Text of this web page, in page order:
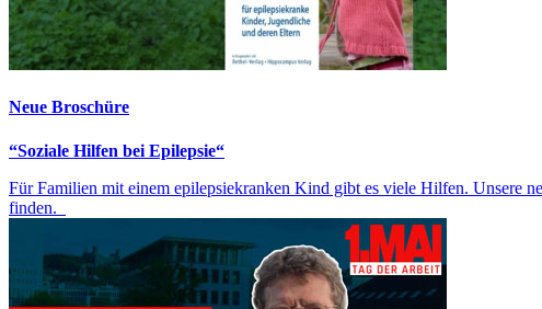
Neue Broschüre
“Soziale Hilfen bei Epilepsie“
Für Familien mit einem epilepsiekranken Kind gibt es viele Hilfen. Unsere
finden.